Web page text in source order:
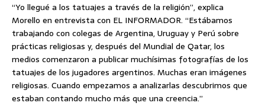
“Yo llegué a los tatuajes a través de la religión”, explica
Morello en entrevista con EL INFORMADOR. “Estábamos
trabajando con colegas de Argentina, Uruguay y Perú sobre
prácticas religiosas y, después del Mundial de Qatar, los
medios comenzaron a publicar muchísimas fotografías de los
tatuajes de los jugadores argentinos. Muchas eran imágenes
religiosas. Cuando empezamos a analizarlas descubrimos que
estaban contando mucho más que una creencia.”